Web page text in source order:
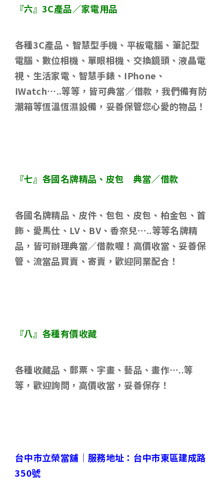
『六』3C產品／家電用品
各種3C產品、智慧型手機、平板電腦、筆記型
電腦、數位相機、單眼相機、交換鏡頭、液晶電
視、生活家電、智慧手錶、 IPhone 、
IWatch…..等等，皆可典當／借款，我們備有防
潮箱等恆溫恆濕設備，妥善保管您心愛的物品！
『七』各國名牌精品、皮包 典當／借款
各國名牌精品、皮件、包包、皮包、柏金包、首
飾、愛馬仕、 LV、 BV 、香奈兒…..等等名牌精
品，皆可辦理典當／借款喔！高價收當、妥善保
管、流當品買賣、寄賣，歡迎同業配合！
『八』各種有價收藏
各種收藏品、郵票、字畫、藝品、畫作…..等
等，歡迎詢問，高價收當，妥善保存！
台中市立榮當舖｜ 服務地址：台中市東區建成路
350號